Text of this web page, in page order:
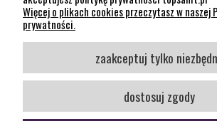
12 307 26 20
Kraków, 30-704 Na Dołach 8
SOCIAL MEDIA
Śledź nas
Więcej o plikach cookies przeczytasz w naszej
prywatności.
zaakceptuj tylko
dostosuj zgody